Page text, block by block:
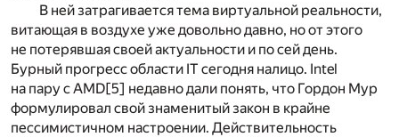
В ней затрагивается тема виртуальной реальности,
витающая в воздухе уже довольно давно, но от этого
не потерявшая своей актуальности и по сей день.
Бурный прогресс области IT сегодня налицо. Intel
на пару с AMD[5] недавно дали понять, что Гордон Мур
формулировал свой знаменитый закон в крайне
пессимистичном настроении. Действительность